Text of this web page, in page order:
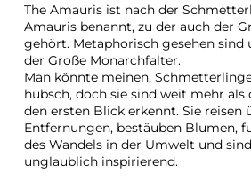
The Amauris ist nach der
Amauris benannt, zu der auch der
gehört. Metaphorisch gesehen sind
der Große Monarchfalter.
Man könnte meinen,
hübsch, doch sie sind weit mehr als
den ersten Blick erkennt. Sie reisen
Entfernungen, bestäuben Blumen,
des Wandels in der Umwelt und
unglaublich inspirierend.